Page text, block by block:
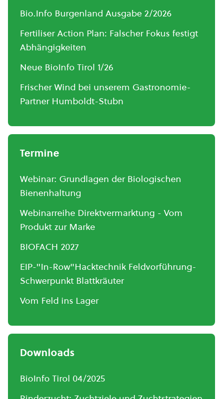
Bio.Info Burgenland Ausgabe 2/2026
Fertiliser Action Plan: Falscher Fokus festigt
Abhängigkeiten
Neue BioInfo Tirol 1/26
Frischer Wind bei unserem Gastronomie-
Partner Humboldt-Stubn
Termine
Webinar: Grundlagen der Biologischen
Bienenhaltung
Webinarreihe Direktvermarktung - Vom
Produkt zur Marke
BIOFACH 2027
EIP-"In-Row"Hacktechnik Feldvorführung-
Schwerpunkt Blattkräuter
Vom Feld ins Lager
Downloads
BioInfo Tirol 04/2025